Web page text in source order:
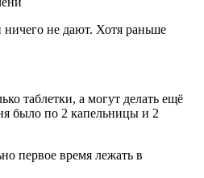
не дают. Хотя раньше
таблетки, а могут делать ещё
было по 2 капельницы и 2
первое время лежать в